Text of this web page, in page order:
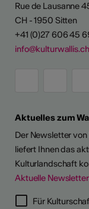
Rue de Lausanne
CH - 1950 Sitten
+41 (0)27 606 45
info@kulturwallis.ch
Aktuelles zum
Der Newsletter
liefert Ihnen das
Kulturlandschaft
Aktuelle
Für